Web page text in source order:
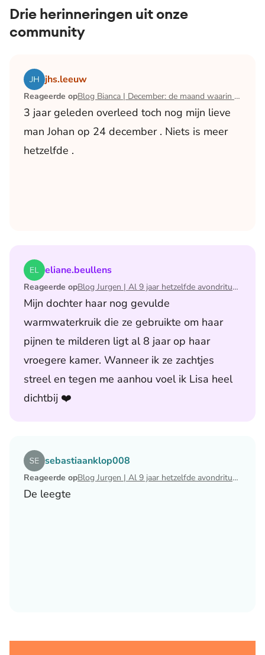
Drie herinneringen uit onze
community
jhs.leeuw
Reageerde op Blog Bianca | December: de maand waarin ik mijn man verloor
3 jaar geleden overleed toch nog mijn lieve
man Johan op 24 december . Niets is meer
hetzelfde .
Lees het artikel Blog Bianca | December: de maand
eliane.beullens
Reageerde op Blog Jurgen | Al 9 jaar hetzelfde avondritueel
Mijn dochter haar nog gevulde
warmwaterkruik die ze gebruikte om haar
pijnen te milderen ligt al 8 jaar op haar
vroegere kamer. Wanneer ik ze zachtjes
streel en tegen me aanhou voel ik Lisa heel
dichtbij ❤️
Lees het artikel Blog Jurgen | Al 9 jaar hetzelfde
sebastiaanklop008
Reageerde op Blog Jurgen | Al 9 jaar hetzelfde avondritueel
De leegte
Lees het artikel Blog Jurgen | Al 9 jaar hetzelfde